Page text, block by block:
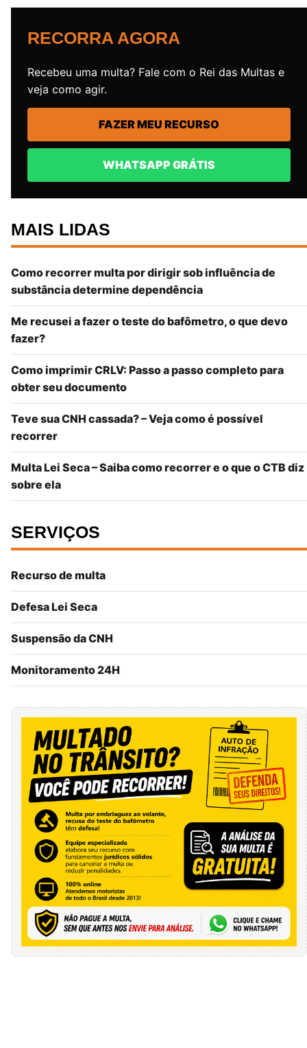
RECORRA AGORA
Recebeu uma multa? Fale com o Rei das Multas e
veja como agir.
FAZER MEU RECURSO
WHATSAPP GRÁTIS
MAIS LIDAS
Como recorrer multa por dirigir sob influência de
substância determine dependência
Me recusei a fazer o teste do bafômetro, o que devo
fazer?
Como imprimir CRLV: Passo a passo completo para
obter seu documento
Teve sua CNH cassada? – Veja como é possível
recorrer
Multa Lei Seca – Saiba como recorrer e o que o CTB diz
sobre ela
SERVIÇOS
Recurso de multa
Defesa Lei Seca
Suspensão da CNH
Monitoramento 24H